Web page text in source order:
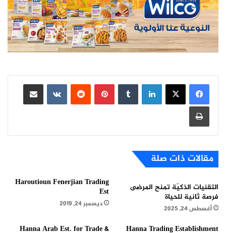
لينكدإن بينتيريست
مشاركة عبر البريد
طباعة
مقالات ذات صلة
التقنيات الذكيّة تمنح المرضى
فرصة ثانية للحياة
أغسطس 24, 2025
Haroutioun Fenerjian Trading
Est
ديسمبر 24, 2019
Hanna Trading Establishment
Hanna Arab Est. for Trade &